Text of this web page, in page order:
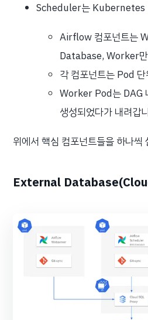
Scheduler는 Kubernetes
Airflow 컴포넌트는
Database, Worker만
각 컴포넌트는 Pod
Worker Pod는 DAG
생성되었다가 내려갑
위에서 핵심 컴포넌트들을 하나씩
External